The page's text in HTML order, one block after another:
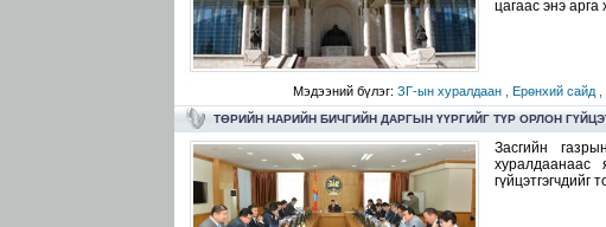
цагаас энэ
Мэдээний бүлэг: ЗГ-ын хуралдаан , Ерөнхий сайд ,
ТӨРИЙН НАРИЙН БИЧГИЙН ДАРГЫН ҮҮРГИЙГ ТҮР ОРЛОН
Засгийн
гүйцэтгэгчдийг